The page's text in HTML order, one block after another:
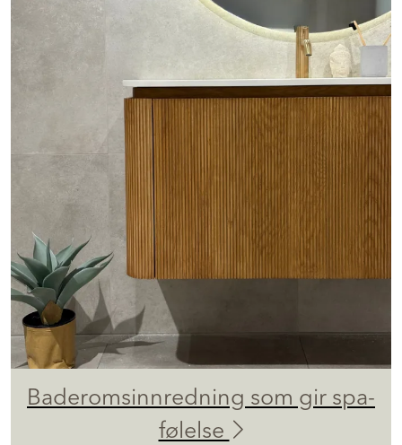
Baderomsinnredning som gir spa-
følelse